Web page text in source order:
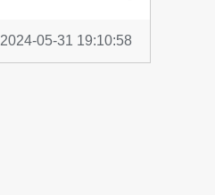
2024-05-31 19:10:58